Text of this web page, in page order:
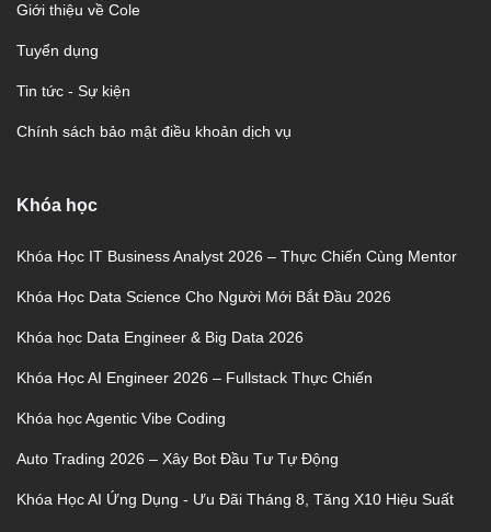
Giới thiệu về Cole
Tuyển dụng
Tin tức - Sự kiện
Chính sách bảo mật điều khoản dịch vụ
Khóa học
Khóa Học IT Business Analyst 2026 – Thực Chiến Cùng Mentor
Khóa Học Data Science Cho Người Mới Bắt Đầu 2026
Khóa học Data Engineer & Big Data 2026
Khóa Học AI Engineer 2026 – Fullstack Thực Chiến
Khóa học Agentic Vibe Coding
Auto Trading 2026 – Xây Bot Đầu Tư Tự Động
Khóa Học AI Ứng Dụng - Ưu Đãi Tháng 8, Tăng X10 Hiệu Suất